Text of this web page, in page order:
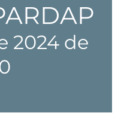
2024 de